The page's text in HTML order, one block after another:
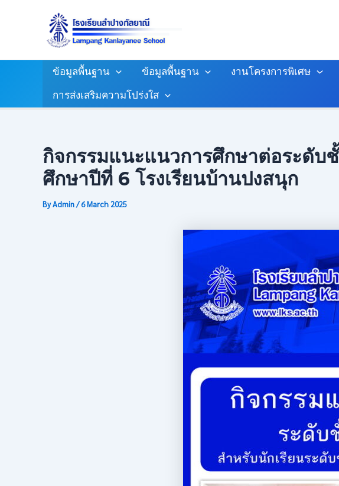
ข้อมูลพื้นฐาน ข้อมูลพื้นฐาน งานโครงการพิเศษ
การส่งเสริมความโปร่งใส
กิจกรรมแนะแนวการศึกษาต่อระดับ
ศึกษาปีที่ 6 โรงเรียนบ้านปงสนุก
ByAdmin/6 March 2025
Navigation